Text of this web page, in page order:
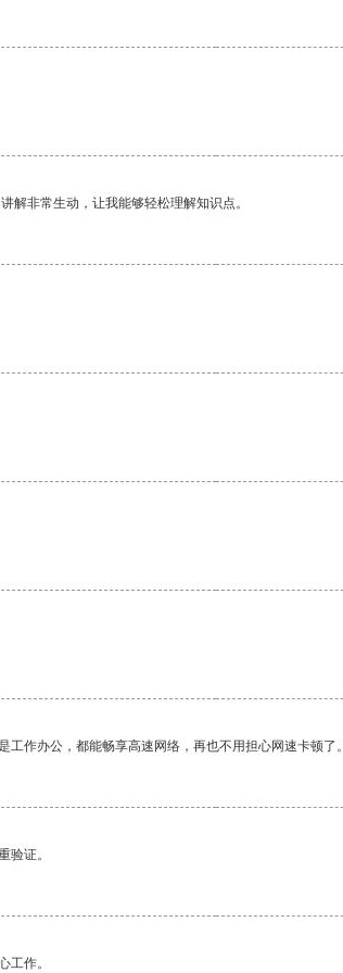
解非常生动，让我能够轻松理解知识点。
作办公，都能畅享高速网络，再也不用担心网速卡顿了。
验证。
工作。